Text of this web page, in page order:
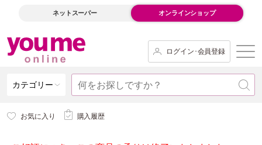
ネットスーパー オンラインショップ
ログイン･会員登録
カテゴリー
お気に入り 購入履歴